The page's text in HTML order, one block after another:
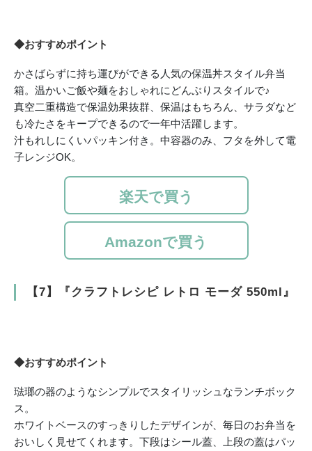
◆おすすめポイント
かさばらずに持ち運びができる人気の保温丼スタイル弁当
箱。温かいご飯や麺をおしゃれにどんぶりスタイルで♪
真空二重構造で保温効果抜群、保温はもちろん、サラダなど
も冷たさをキープできるので一年中活躍します。
汁もれしにくいパッキン付き。中容器のみ、フタを外して電
子レンジOK。
楽天で買う
Amazonで買う
【7】『クラフトレシピ レトロ モーダ 550ml』
◆おすすめポイント
琺瑯の器のようなシンプルでスタイリッシュなランチボック
ス。
ホワイトベースのすっきりしたデザインが、毎日のお弁当を
おいしく見せてくれます。下段はシール蓋、上段の蓋はパッ